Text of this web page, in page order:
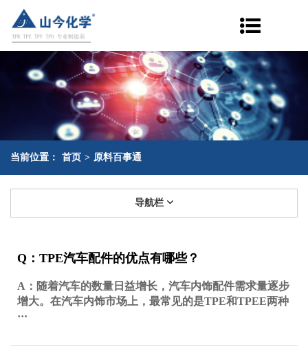
当前位置： 首页 > 原料百事通
导航栏
Q：TPE汽车配件的优点有哪些？
A：随着汽车的数量日益增长，汽车内饰配件需求量逐步
增大。在汽车内饰市场上，最常见的是TPE和TPEE两种
···